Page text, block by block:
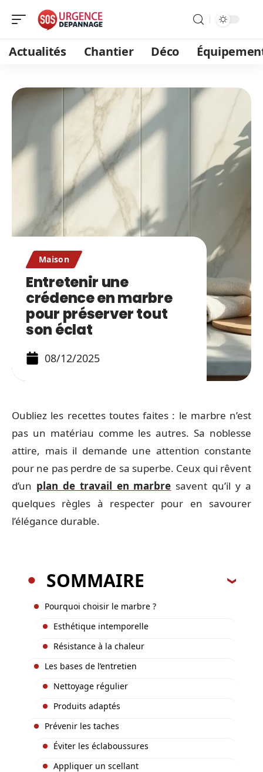
Actualités Chantier Déco
Maison
Entretenir une
crédence en marbre
pour préserver tout
son éclat
08/12/2025
Oubliez les recettes toutes faites : le marbre n’est
pas un matériau comme les autres. Sa noblesse
attire, mais il demande une attention constante
pour ne pas perdre de sa superbe. Ceux qui rêvent
d’un plan de travail en marbre savent qu’il y a
quelques règles à respecter pour en savourer
l’élégance durable.
SOMMAIRE
Pourquoi choisir le marbre ?
Esthétique intemporelle
Résistance à la chaleur
Les bases de l’entretien
Nettoyage régulier
Produits adaptés
Prévenir les taches
Éviter les éclaboussures
Appliquer un scellant